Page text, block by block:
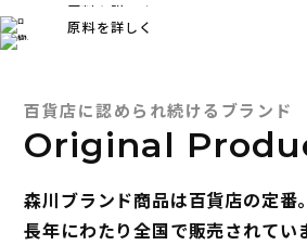
原料を詳しく
原料を詳しく
百貨店に認められ続けるブランド
Original
森川ブランド商品は百貨店の定番。
長年にわたり全国で販売されてい